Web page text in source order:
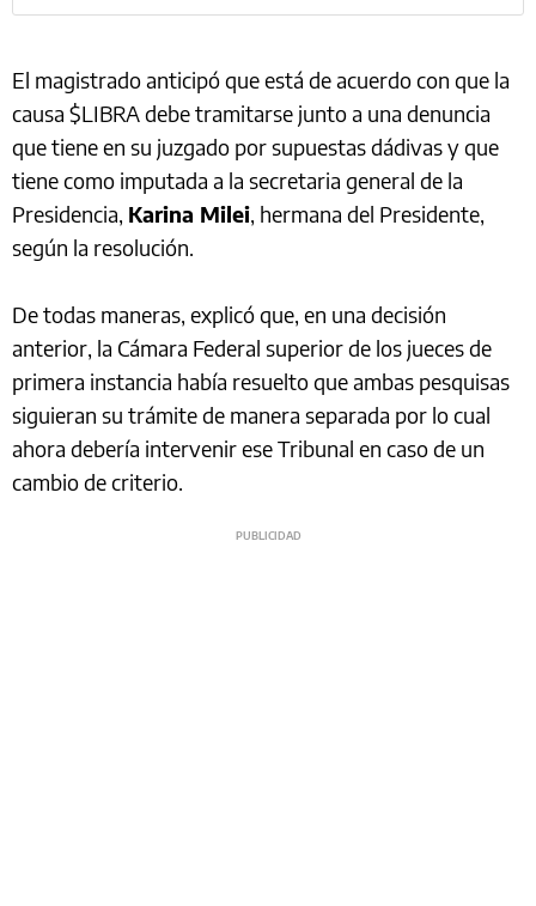
El magistrado anticipó que está de acuerdo con que la
causa $LIBRA debe tramitarse junto a una denuncia
que tiene en su juzgado por supuestas dádivas y que
tiene como imputada a la secretaria general de la
Presidencia, Karina Milei, hermana del Presidente,
según la resolución.
De todas maneras, explicó que, en una decisión
anterior, la Cámara Federal superior de los jueces de
primera instancia había resuelto que ambas pesquisas
siguieran su trámite de manera separada por lo cual
ahora debería intervenir ese Tribunal en caso de un
cambio de criterio.